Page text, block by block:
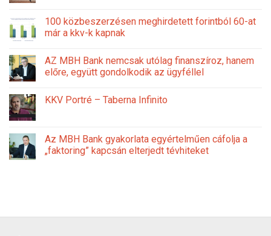
100 közbeszerzésen meghirdetett forintból 60-at
már a kkv-k kapnak
AZ MBH Bank nemcsak utólag finanszíroz, hanem
előre, együtt gondolkodik az ügyféllel
KKV Portré – Taberna Infinito
Az MBH Bank gyakorlata egyértelműen cáfolja a
„faktoring” kapcsán elterjedt tévhiteket